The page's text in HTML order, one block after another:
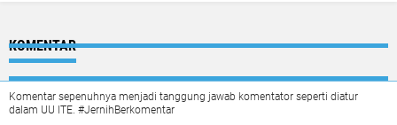
KOMENTAR
Komentar sepenuhnya menjadi tanggung jawab komentator seperti diatur
dalam UU ITE. #JernihBerkomentar